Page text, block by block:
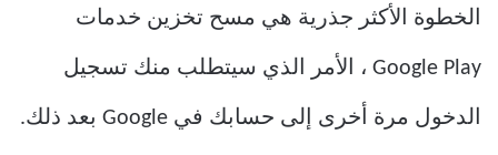
الخطوة الأكثر جذرية هي مسح تخزين خدمات
Google Play ، الأمر الذي سيتطلب منك تسجيل
الدخول مرة أخرى إلى حسابك في Google بعد ذلك.